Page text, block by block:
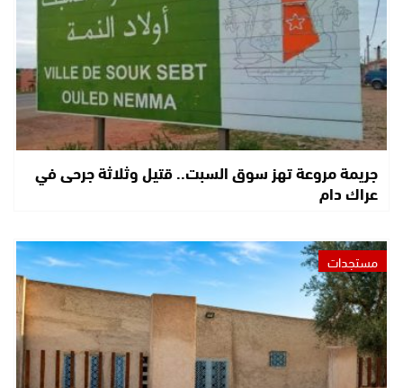
جريمة مروعة تهز سوق السبت.. قتيل وثلاثة جرحى في
عراك دام
مستجدات